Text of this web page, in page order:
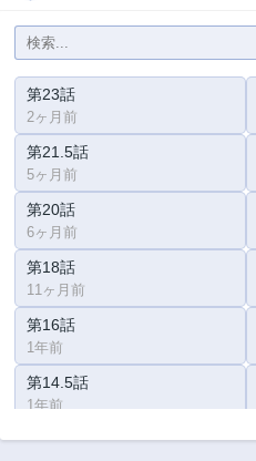
第23話
2ヶ月前
第21.5話
5ヶ月前
第20話
6ヶ月前
第18話
11ヶ月前
第16話
1年前
第14.5話
1年前
第13話